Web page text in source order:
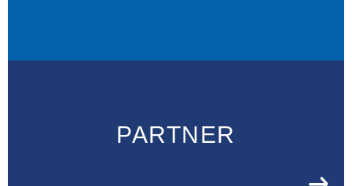
PARTNER